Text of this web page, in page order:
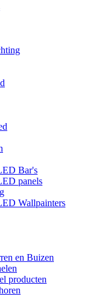
Bar's
panels
Wallpainters
en Buizen
producten